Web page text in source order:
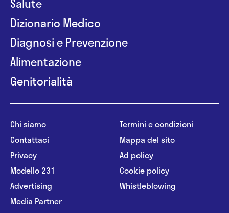
Dizionario Medico
Diagnosi e Prevenzione
Alimentazione
Genitorialità
Chi siamo
Contattaci
Privacy
Modello 231
Advertising
Media Partner
Termini e condizioni
Mappa del sito
Ad policy
Cookie policy
Whistleblowing